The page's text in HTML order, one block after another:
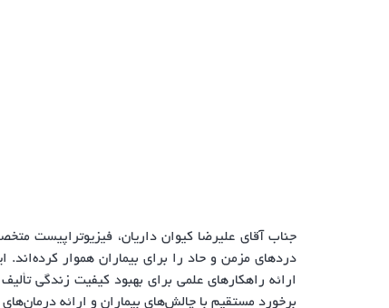
دردهای مزمن و حاد را برای بیماران هموار
ارائه راهکارهای علمی برای بهبود کیفیت زندگی
برخورد مستقیم با چالش‌های بیماران و ارائه